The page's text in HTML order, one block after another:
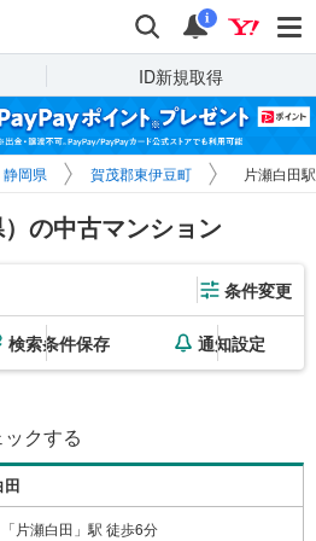
検索 通知
i
ID新規取得
静岡県 賀茂郡東伊豆町 片瀬白田
の中古マンション
条件変更
検索条件保存 通知設定
クする
田
片瀬白田」駅 徒歩6分